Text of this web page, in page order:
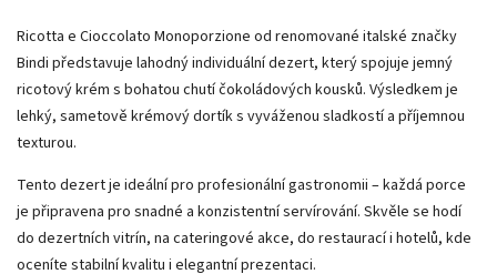
Ricotta e Cioccolato Monoporzione od renomované italské značky
Bindi představuje lahodný individuální dezert, který spojuje jemný
ricotový krém s bohatou chutí čokoládových kousků. Výsledkem je
lehký, sametově krémový dortík s vyváženou sladkostí a příjemnou
texturou.
Tento dezert je ideální pro profesionální gastronomii – každá porce
je připravena pro snadné a konzistentní servírování. Skvěle se hodí
do dezertních vitrín, na cateringové akce, do restaurací i hotelů, kde
oceníte stabilní kvalitu i elegantní prezentaci.